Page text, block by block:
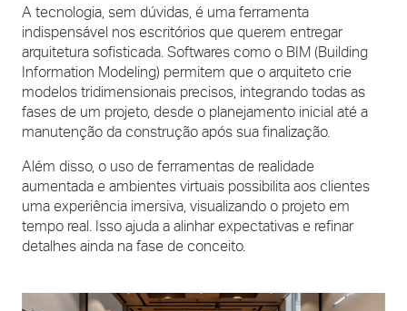
A tecnologia, sem dúvidas, é uma ferramenta
indispensável nos escritórios que querem entregar
arquitetura sofisticada. Softwares como o BIM (Building
Information Modeling) permitem que o arquiteto crie
modelos tridimensionais precisos, integrando todas as
fases de um projeto, desde o planejamento inicial até a
manutenção da construção após sua finalização.
Além disso, o uso de ferramentas de realidade
aumentada e ambientes virtuais possibilita aos clientes
uma experiência imersiva, visualizando o projeto em
tempo real. Isso ajuda a alinhar expectativas e refinar
detalhes ainda na fase de conceito.